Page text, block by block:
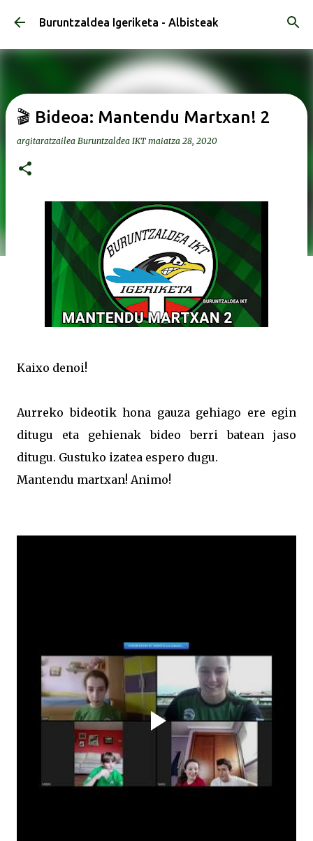
Saltatu eta joan eduki nagusira
Buruntzaldea Igeriketa - Albisteak
🎬 Bideoa: Mantendu Martxan! 2
argitaratzailea Buruntzaldea IKT maiatza 28, 2020
Kaixo denoi!
Aurreko bideotik hona gauza gehiago ere egin
ditugu eta gehienak bideo berri batean jaso
ditugu. Gustuko izatea espero dugu.
Mantendu martxan! Animo!